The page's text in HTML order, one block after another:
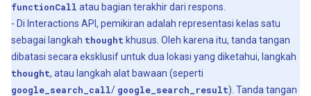
functionCall atau bagian terakhir dari respons.
- Di Interactions API, pemikiran adalah representasi kelas satu
sebagai langkah thought khusus. Oleh karena itu, tanda tangan
dibatasi secara eksklusif untuk dua lokasi yang diketahui, langkah
thought, atau langkah alat bawaan (seperti
google_search_call/ google_search_result). Tanda tangan